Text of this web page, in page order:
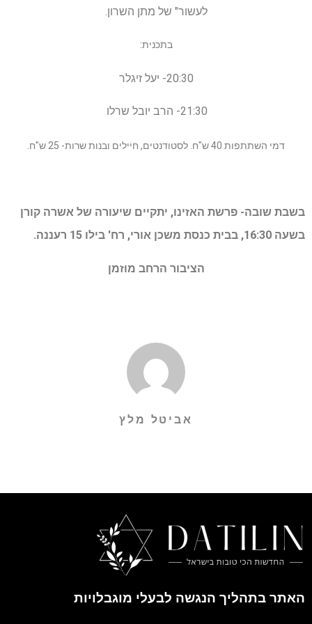
לעשור" של מתן השרון.
בתכנית:
20:30- יעל זיגלר
21:30- הרב יובל שרלו
דמי השתתפות 40 ש"ח. לסטודנטים, חיילים ובנות שרות- 25 ש"ח.
בשבת שובה- פרשת האזינו, יתקיים שיעורה של אשרה קורן
בשעה 16:30, בבית כנסת משכן אורי, רח' בילו 15 רעננה.
הציבור הרחב מוזמן
אביטל מלץ
האתר בתהליך הנגשה לבעלי מוגבלויות